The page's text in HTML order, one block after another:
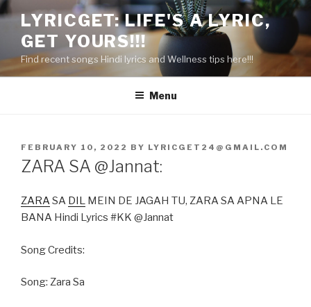
Skip
content
LYRICGET: LIFE'S A LYRIC,
GET YOURS!!!
Find recent songs Hindi lyrics and Wellness tips here!!!
Menu
POSTED
ON
FEBRUARY 10, 2022 BY LYRICGET24@GMAIL.COM
ZARA SA @Jannat:
ZARASA DIL MEIN DE JAGAH TU, ZARA SA APNA LE
BANA Hindi Lyrics #KK @Jannat
Song Credits:
Song: Zara Sa